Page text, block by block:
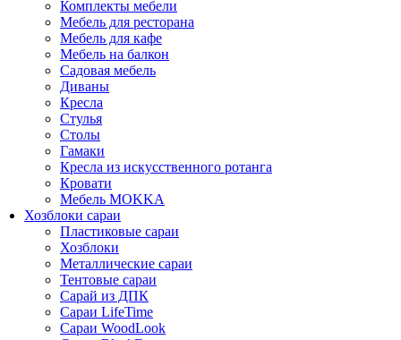
Комплекты мебели
Мебель для ресторана
Мебель для кафе
Мебель на балкон
Садовая мебель
Диваны
Кресла
Стулья
Столы
Гамаки
Кресла из искусственного ротанга
Кровати
Мебель MOKKA
Хозблоки сараи
Пластиковые сараи
Хозблоки
Металлические сараи
Тентовые сараи
Сарай из ДПК
Cараи LifeTime
Cараи WoodLook